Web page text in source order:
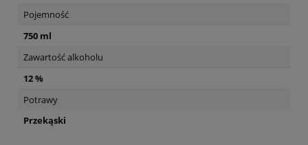
Pojemność
750 ml
Zawartość alkoholu
12 %
Potrawy
Przekąski